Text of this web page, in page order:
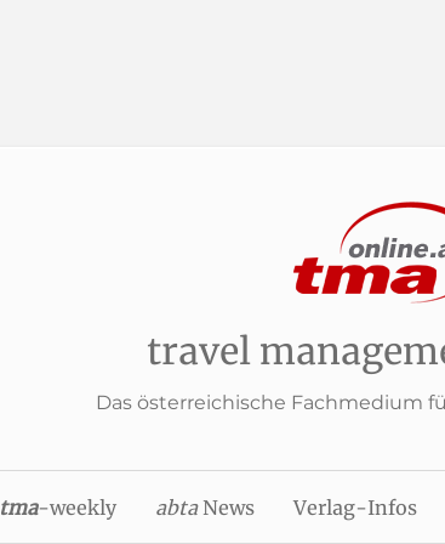
travel
Das österreichische Fachmedium
tma-weekly abtaNews Verlag-Infos